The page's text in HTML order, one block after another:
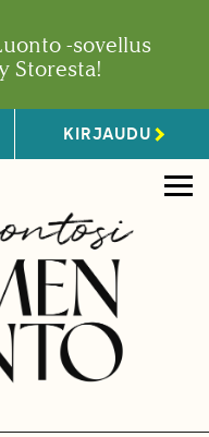
-sovellus
Storesta!
KIRJAUDU